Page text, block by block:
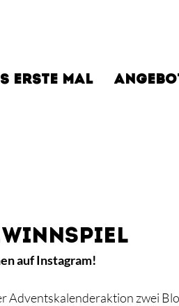
ERSTE MAL
auf Instagram!
Adventskalenderaktion zwei